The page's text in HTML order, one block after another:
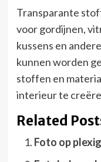
Transparante
voor gordijnen,
kussens en
kunnen worden
stoffen en
interieur te
Related
Foto op